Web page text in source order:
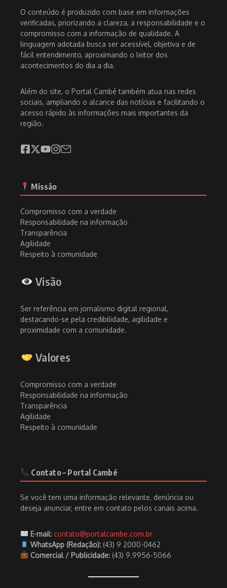
O conteúdo é produzido com base em informações
verificadas, priorizando a clareza, a responsabilidade e o
compromisso com a informação de qualidade. A
linguagem adotada busca ser acessível, objetiva e de
fácil entendimento, aproximando o leitor dos
acontecimentos do dia a dia.
Além do site, o Portal Cambé também atua nas redes
sociais, ampliando o alcance das notícias e facilitando o
acesso rápido às informações mais importantes da
região.
Missão
Compromisso com a verdade
Responsabilidade na informação
Transparência
Agilidade
Respeito à comunidade
Visão
Ser referência em jornalismo digital regional,
destacando-se pela credibilidade, agilidade e
proximidade com a comunidade.
Valores
Compromisso com a verdade
Responsabilidade na informação
Transparência
Agilidade
Respeito à comunidade
Contato – Portal Cambé
Se você tem uma informação relevante, denúncia ou
deseja anunciar, entre em contato pelos canais acima.
E-mail: contato@portalcambe.com.br
WhatsApp (Redação):(43) 9 2000-0462
Comercial / Publicidade:(43) 9.9956-5066